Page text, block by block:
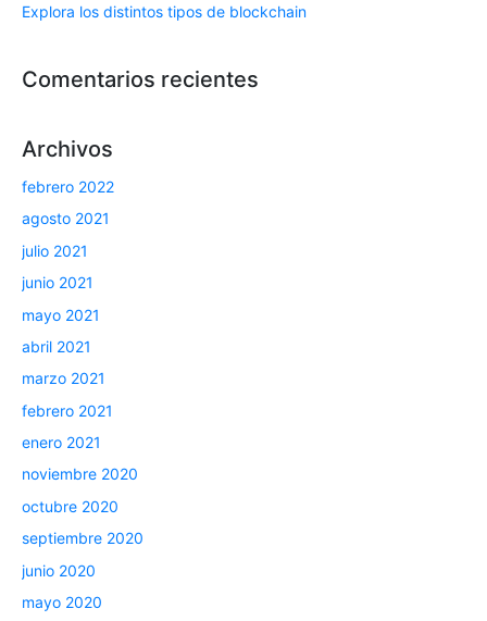
Explora los distintos tipos de blockchain
Comentarios recientes
Archivos
febrero 2022
agosto 2021
julio 2021
junio 2021
mayo 2021
abril 2021
marzo 2021
febrero 2021
enero 2021
noviembre 2020
octubre 2020
septiembre 2020
junio 2020
mayo 2020